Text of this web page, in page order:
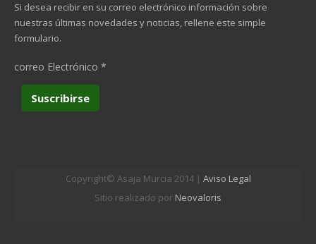
Si desea recibir en su correo electrónico información sobre
nuestras últimas novedades y noticias, rellene este simple
formulario.
correo Electrónico *
Copyright© Asaja Murcia 2014 | Aviso Legal
Sitio realizado por Neovaloris